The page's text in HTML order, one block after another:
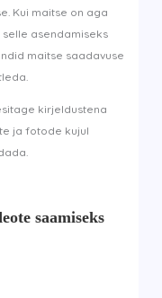
Kui maitse on aga
asendamiseks
maitse saadavuse
kirjeldustena
ja fotode kujul
saamiseks